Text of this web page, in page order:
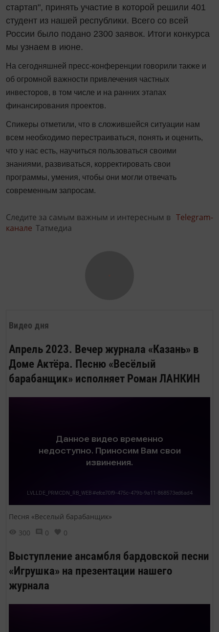
Видео дня
Апрель 2023. Вечер журнала «Казань» в
Доме Актёра. Песню «Весёлый
барабанщик» исполняет Роман ЛАНКИН
Песня «Веселый барабанщик»
300
0 0
Выступление ансамбля бардовской песни
«Игрушка» на презентации нашего
журнала
стартап", принять участие в которой решили 401
студент из нашей республики. Всего со всей
России было подано 2300 заявок. Итоги конкурса
мы узнаем в июне.
На сегодняшней пресс-конференции говорили также и
об огромной важности привлечения частных
инвесторов, в том числе и на ранних этапах
финансирования проектов.
Спикеры отметили, что в сложившейся ситуации нам
всем необходимо перестраиваться, понять и оценить,
что у нас есть, научиться пользоваться своими
знаниями, развиваться, корректировать свои
программы, умения, чтобы они могли отвечать
современным запросам.
Следите за самым важным и интересным в Telegram-
канале Татмедиа